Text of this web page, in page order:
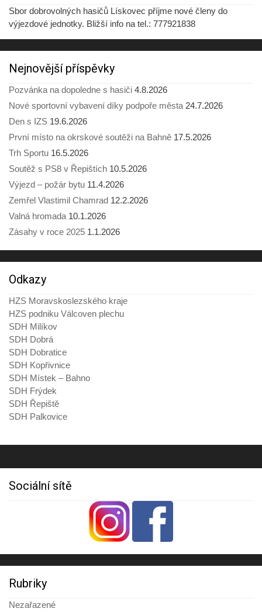
Sbor dobrovolných hasičů Lískovec příjme nové členy do
výjezdové jednotky. Bližší info na tel.: 777921838
Nejnovější příspěvky
Pozvánka na dopoledne s hasiči 4.8.2026
Nové sportovní vybavení díky podpoře města 24.7.2026
Den s IZS 19.6.2026
První místo na okrskové soutěži na Bahně 17.5.2026
Trh Sportu 16.5.2026
Soutěž s PS8 v Řepištích 10.5.2026
Výjezd – požár bytu 11.4.2026
Zemřel Vlastimil Chamrad 12.2.2026
Valná hromada 10.1.2026
Zásahy v roce 2025 1.1.2026
Odkazy
HZS Moravskoslezského kraje
HZS podniku Válcoven plechu
SDH Milíkov
SDH Dobrá
SDH Dobratice
SDH Kopřivnice
SDH Místek – Bahno
SDH Frýdek
SDH Řepiště
SDH Palkovice
Sociální sítě
Rubriky
Nezařazené